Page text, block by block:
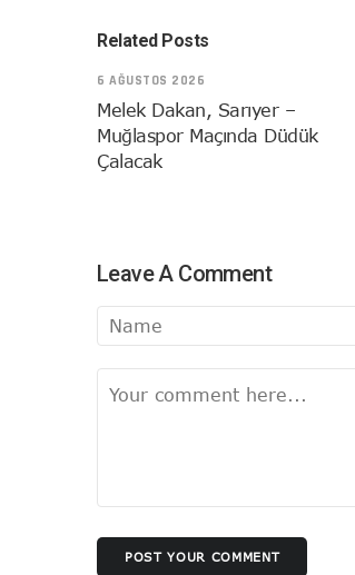
Related Posts
6 AĞUSTOS 2026
Melek Dakan, Sarıyer –
Muğlaspor Maçında Düdük
Çalacak
Leave A Comment
POST YOUR COMMENT